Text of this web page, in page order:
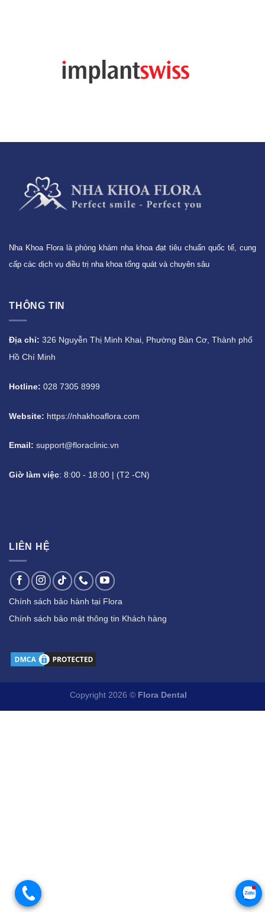
Nha Khoa Flora là phòng khám nha khoa đạt tiêu chuẩn quốc tế, cung
cấp các dịch vụ điều trị nha khoa tổng quát và chuyên sâu
THÔNG TIN
Địa chỉ: 326 Nguyễn Thị Minh Khai, Phường Bàn Cơ, Thành phố
Hồ Chí Minh
Hotline: 028 7305 8999
Website: https://nhakhoaflora.com
Email: support@floraclinic.vn
Giờ làm việc: 8:00 - 18:00 | (T2 -CN)
LIÊN HỆ
Chính sách bảo hành tại Flora
Chính sách bảo mật thông tin Khách hàng
Copyright 2026 © Flora Dental
. .